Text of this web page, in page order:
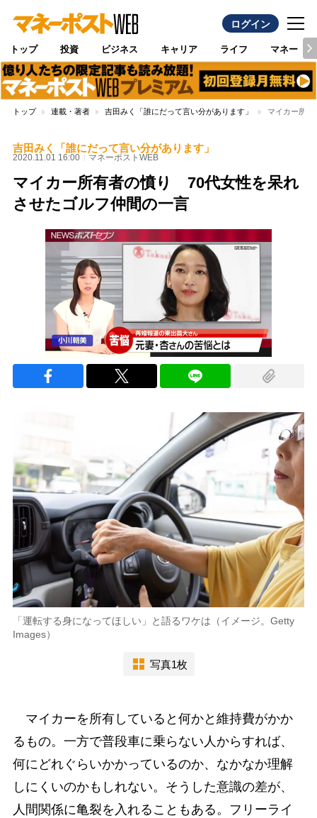
ログイン
トップ 投資 ビジネス キャリア ライフ マネー
トップ 連載・著者 吉田みく「誰にだって言い分があります」 マイカー所
吉田みく「誰にだって言い分があります」
2020.11.01 16:00 マネーポストWEB
マイカー所有者の憤り 70代女性を呆れ
させたゴルフ仲間の一言
「運転する身になってほしい」と語るワケは（イメージ。Getty
Images）
写真1枚
マイカーを所有していると何かと維持費がかか
るもの。一方で普段車に乗らない人からすれば、
何にどれぐらいかかっているのか、なかなか理解
しにくいのかもしれない。そうした意識の差が、
人間関係に亀裂を入れることもある。フリーライ